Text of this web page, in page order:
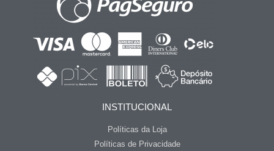
INSTITUCIONAL
Políticas da Loja
Políticas de Privacidade